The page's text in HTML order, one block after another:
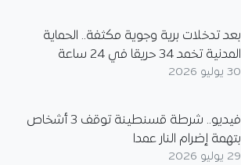
بعد تدخلات برية وجوية مكثفة.. الحماية
المدنية تخمد 34 حريقا في 24 ساعة
30 يوليو 2026
فيديو.. شرطة قسنطينة توقف 3 أشخاص
بتهمة إضرام النار عمدا
29 يوليو 2026